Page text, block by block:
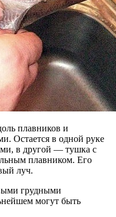
плавников и
Остается в одной руке
в другой — тушка с
плавником. Его
луч.
грудными
могут быть